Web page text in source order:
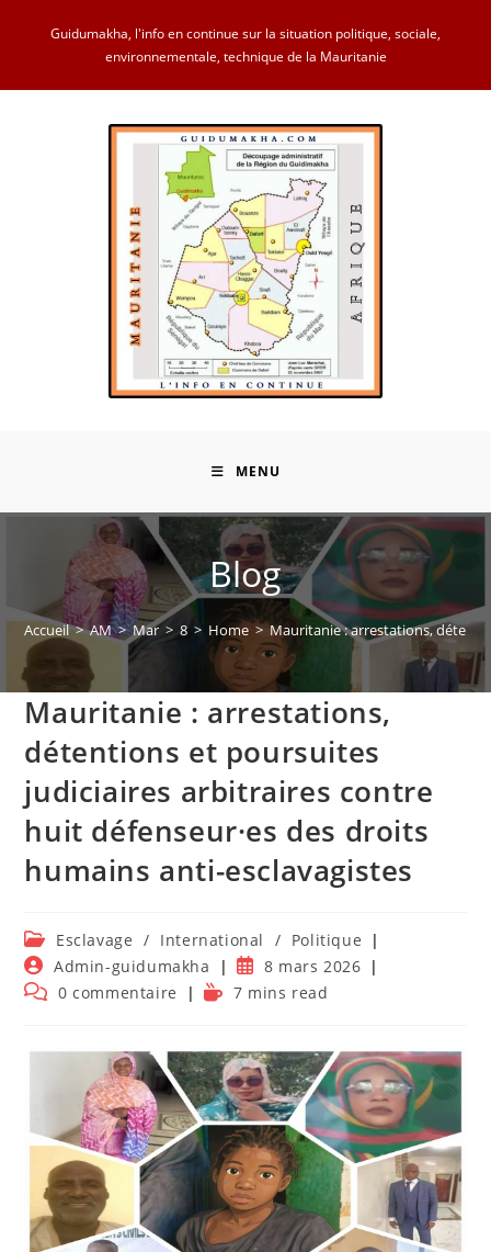
Guidumakha, l'info en continue sur la situation politique, sociale,
environnementale, technique de la Mauritanie
MENU
Blog
Accueil > AM > Mar > 8 > Home > Mauritanie : arrestations,
Mauritanie : arrestations,
détentions et poursuites
judiciaires arbitraires contre
huit défenseur·es des droits
humains anti-esclavagistes
Post
category:
Esclavage / International / Politique
Auteur/autrice
de
la
Admin-guidumakha
Publication
publiée :
8 mars 2026
Commentaires
publication :
0 commentaire
Temps7 mins read